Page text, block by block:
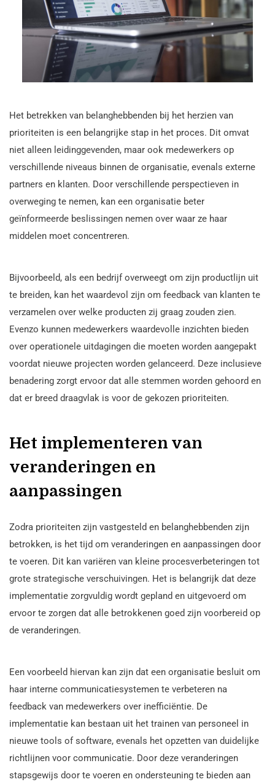
Het betrekken van belanghebbenden bij het herzien van
prioriteiten is een belangrijke stap in het proces. Dit omvat
niet alleen leidinggevenden, maar ook medewerkers op
verschillende niveaus binnen de organisatie, evenals externe
partners en klanten. Door verschillende perspectieven in
overweging te nemen, kan een organisatie beter
geïnformeerde beslissingen nemen over waar ze haar
middelen moet concentreren.
Bijvoorbeeld, als een bedrijf overweegt om zijn productlijn uit
te breiden, kan het waardevol zijn om feedback van klanten te
verzamelen over welke producten zij graag zouden zien.
Evenzo kunnen medewerkers waardevolle inzichten bieden
over operationele uitdagingen die moeten worden aangepakt
voordat nieuwe projecten worden gelanceerd. Deze inclusieve
benadering zorgt ervoor dat alle stemmen worden gehoord en
dat er breed draagvlak is voor de gekozen prioriteiten.
Het implementeren van
veranderingen en
aanpassingen
Zodra prioriteiten zijn vastgesteld en belanghebbenden zijn
betrokken, is het tijd om veranderingen en aanpassingen door
te voeren. Dit kan variëren van kleine procesverbeteringen tot
grote strategische verschuivingen. Het is belangrijk dat deze
implementatie zorgvuldig wordt gepland en uitgevoerd om
ervoor te zorgen dat alle betrokkenen goed zijn voorbereid op
de veranderingen.
Een voorbeeld hiervan kan zijn dat een organisatie besluit om
haar interne communicatiesystemen te verbeteren na
feedback van medewerkers over inefficiëntie. De
implementatie kan bestaan uit het trainen van personeel in
nieuwe tools of software, evenals het opzetten van duidelijke
richtlijnen voor communicatie. Door deze veranderingen
stapsgewijs door te voeren en ondersteuning te bieden aan